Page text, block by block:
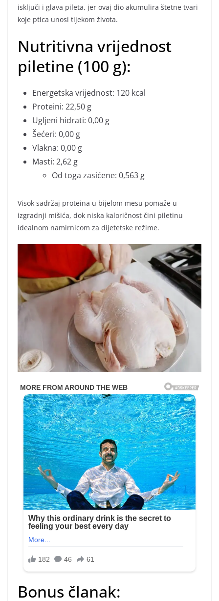
isključi i glava pileta, jer ovaj dio akumulira štetne tvari
koje ptica unosi tijekom života.
Nutritivna vrijednost
piletine (100 g):
Energetska vrijednost: 120 kcal
Proteini: 22,50 g
Ugljeni hidrati: 0,00 g
Šećeri: 0,00 g
Vlakna: 0,00 g
Masti: 2,62 g
Od toga zasićene: 0,563 g
Visok sadržaj proteina u bijelom mesu pomaže u
izgradnji mišića, dok niska kaloričnost čini piletinu
idealnom namirnicom za dijetetske režime.
Bonus članak: